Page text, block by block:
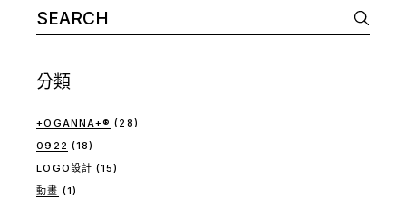
Search
for:
分類
+OGANNA+® (28)
0922 (18)
LOGO設計 (15)
動畫 (1)